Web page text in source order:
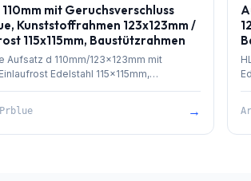
mit Geruchsverschluss
Kunststoffrahmen 123x123mm /
115x115mm, Baustützrahmen
Aufsatz d 110mm/123x123mm mit
Edelstahl 115x115mm,
Primus blue, O-Ring und
→